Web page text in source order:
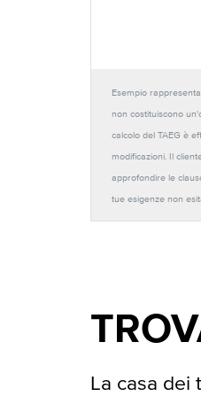
Esempio
non costituiscono
calcolo del TAEG è
modificazioni. Il
approfondire le
tue esigenze non
La casa dei